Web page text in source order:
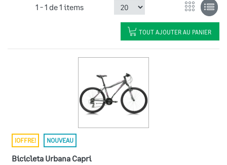
1 -1 de1 items
TOUT AJOUTER AU PANIER
¡OFFRE! NOUVEAU
Bicicleta Urbana Capri